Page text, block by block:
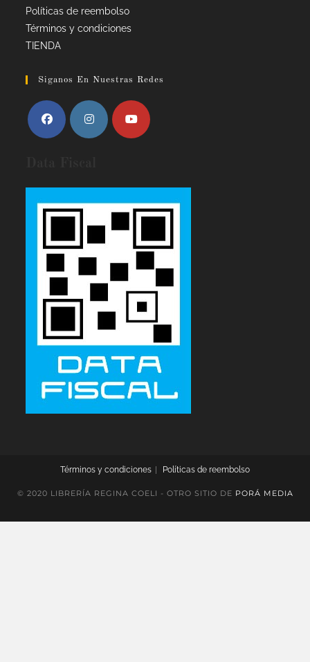
Políticas de reembolso
Términos y condiciones
TIENDA
Siganos En Nuestras Redes
Términos y condiciones Políticas de reembolso
© 2020 LIBRERÍA REGINA COELI - OTRO SITIO DE PORÁ MEDIA